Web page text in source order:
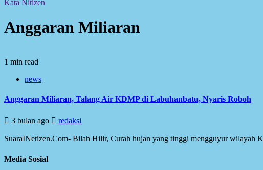
Kata Nitizen
Anggaran Miliaran
1 min read
news
Anggaran Miliaran, Talang Air KDMP di Labuhanbatu, Nyaris Roboh
3 bulan ago redaksi
SuaraINetizen.Com- Bilah Hilir, Curah hujan yang tinggi mengguyur wilayah
Media Sosial